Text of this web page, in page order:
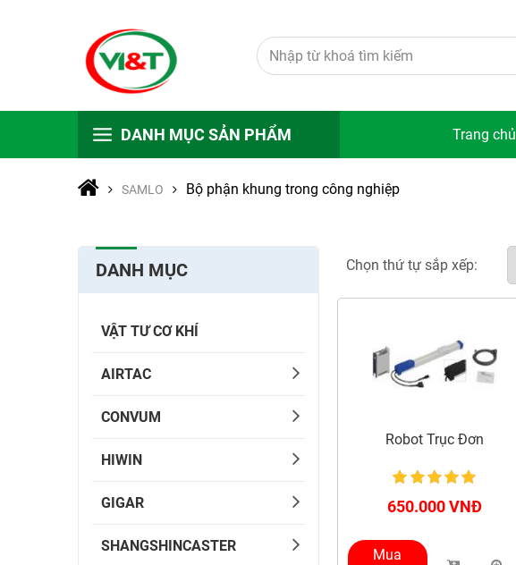
DANH MỤC SẢN PHẨM Trang chủ
SAMLO Bộ phận khung trong công nghiệp
DANH MỤC
VẬT TƯ CƠ KHÍ
AIRTAC
CONVUM
HIWIN
GIGAR
SHANGSHINCASTER
Chọn thứ tự sắp xếp:
Robot Trục Đơn
650.000 VNĐ
Mua